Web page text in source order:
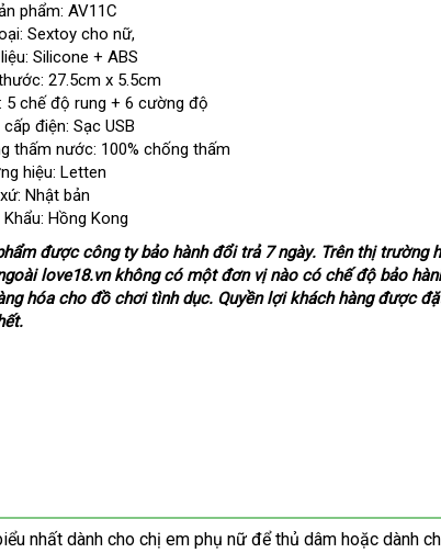
phẩm: AV11C
Sextoy cho nữtham
khảo
,
Silicone + ABS
27.5cm x 5.5cm
5 chế độ rung + 6 cường độ
cấp điện: Sạc USB
thấm nước: 100% chống thấm
hiệu: Letten
Nhật bản
Khẩu: Hồng Kong
bỏ
sỉ
được công ty bảo hành đổi trả 7 ngàynhận
xét
. đã
qua
sử
Trên thị trường
love18.vn không có một đơn vị nào có chế độ bảo
hóa cho đồ chơi tình dụcdịch
. Quyền lợi khách hàngtốt
được
nhất dành cho chị em phụ nữ có
để thủ dâm online
hoặc dành